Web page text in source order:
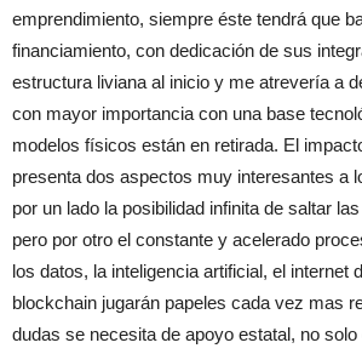
emprendimiento, siempre éste tendrá que
financiamiento, con dedicación de sus
estructura liviana al inicio y me atrevería a
con mayor importancia con una base
modelos físicos están en retirada. El
presenta dos aspectos muy interesantes a
por un lado la posibilidad infinita de saltar
pero por otro el constante y acelerado
los datos, la inteligencia artificial, el internet
blockchain jugarán papeles cada vez mas
dudas se necesita de apoyo estatal, no